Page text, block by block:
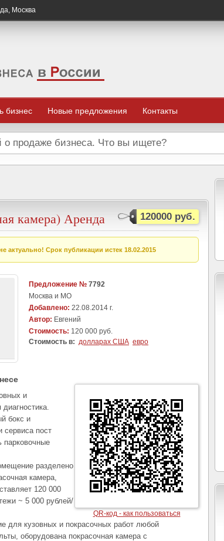
Москва
бизнес Новые предложения Контакты
120000 руб.
камера) Аренда
актуально! Срок публикации истек 18.02.2015
Предложение № 7792
Москва и МО
Добавлено: 22.08.2014 г.
Автор: Евгений
Стоимость: 120 000 руб.
Стоимость в: долларах США евро
QR-код - как пользоваться
и
бокс и
сервиса пост
парковочные
разделено
камера,
120 000
~ 5 000 рублей/
для кузовных и покрасочных работ любой
оборудована покрасочная камера с